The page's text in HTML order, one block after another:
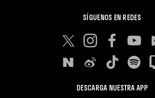
SÍGUENOS EN REDES
DESCARGA NUESTRA APP